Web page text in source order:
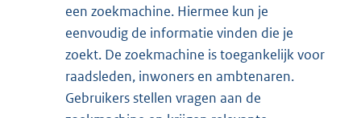
een zoekmachine. Hiermee kun je
eenvoudig de informatie vinden die je
zoekt. De zoekmachine is toegankelijk voor
raadsleden, inwoners en ambtenaren.
Gebruikers stellen vragen aan de